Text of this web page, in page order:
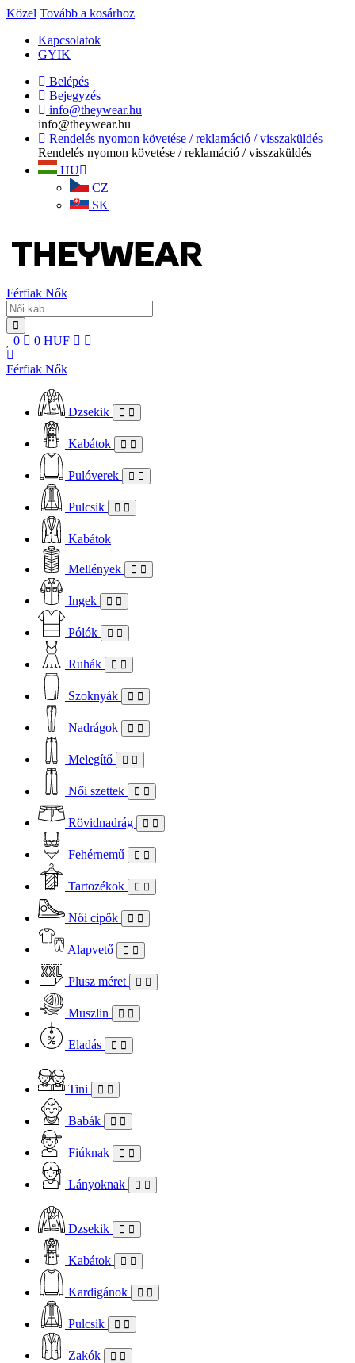
Közel Tovább a kosárhoz
Kapcsolatok
GYIK
Belépés
Bejegyzés
info@theywear.hu
info@theywear.hu
Rendelés nyomon követése / reklamáció / visszaküldés
Rendelés nyomon követése / reklamáció / visszaküldés
HU
CZ
SK
Férfiak Nők
0 0 HUF
Férfiak Nők
Dzsekik
Kabátok
Pulóverek
Pulcsik
Kabátok
Mellények
Ingek
Pólók
Ruhák
Szoknyák
Nadrágok
Melegítő
Női szettek
Rövidnadrág
Fehérnemű
Tartozékok
Női cipők
Alapvető
Plusz méret
Muszlin
Eladás
Tini
Babák
Fiúknak
Lányoknak
Dzsekik
Kabátok
Kardigánok
Pulcsik
Zakók